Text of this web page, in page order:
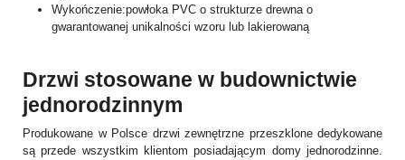
Wykończenie:powłoka PVC o strukturze drewna o
gwarantowanej unikalności wzoru lub lakierowaną
Drzwi stosowane w budownictwie
jednorodzinnym
Produkowane w Polsce drzwi zewnętrzne przeszklone dedykowane
są przede wszystkim klientom posiadającym domy jednorodzinne.